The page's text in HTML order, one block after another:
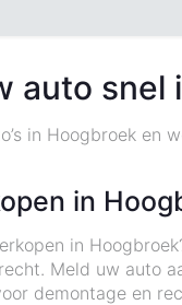
auto
in Hoogbroek en
in
in
Meld uw auto
demontage en